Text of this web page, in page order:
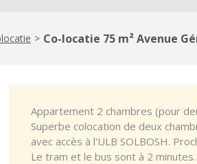
> Co-locatie 75 m² Avenue
Appartement 2 chambres (pour
Superbe colocation de deux
avec accès à l'ULB SOLBOSH.
Le tram et le bus sont à 2 minutes.